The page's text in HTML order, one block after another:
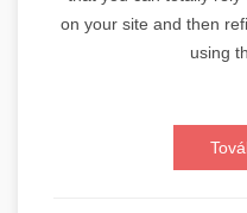
on your site and then
using